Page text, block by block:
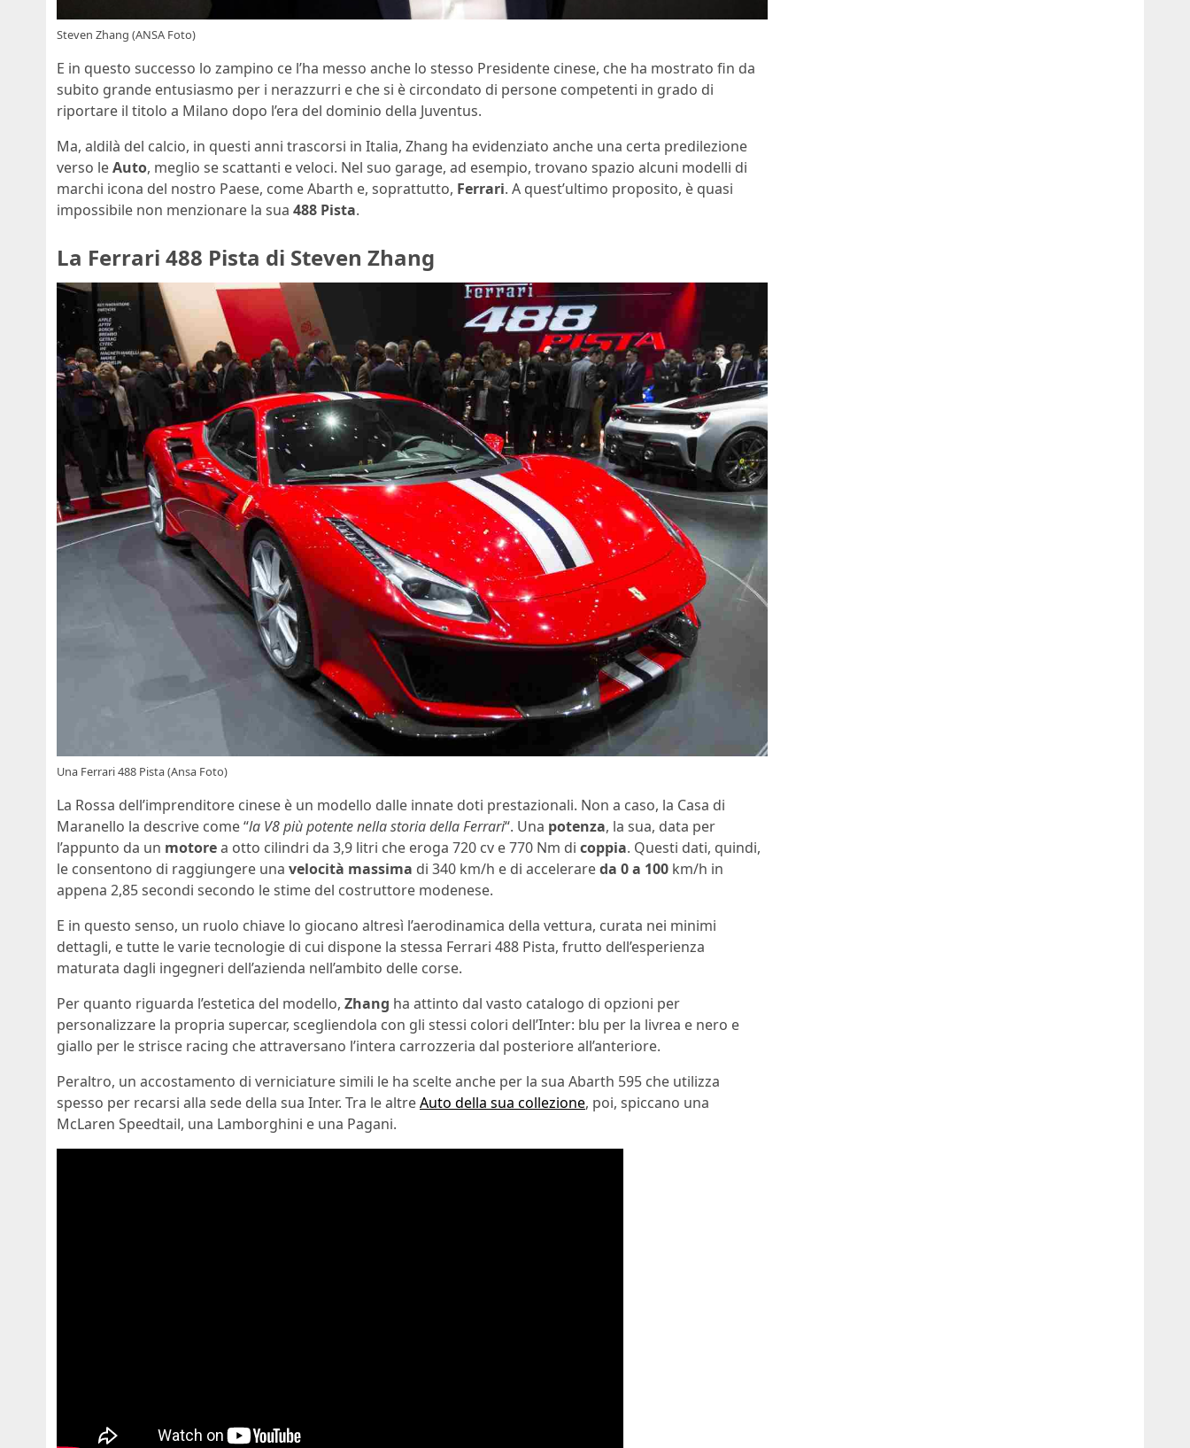
Steven Zhang (ANSA Foto)
E in questo successo lo zampino ce l’ha messo anche lo stesso Presidente cinese, che ha mostrato fin da
subito grande entusiasmo per i nerazzurri e che si è circondato di persone competenti in grado di
riportare il titolo a Milano dopo l’era del dominio della Juventus.
Ma, aldilà del calcio, in questi anni trascorsi in Italia, Zhang ha evidenziato anche una certa predilezione
verso leAuto, meglio se scattanti e veloci. Nel suo garage, ad esempio, trovano spazio alcuni modelli di
marchi icona del nostro Paese, come Abarth e, soprattutto, Ferrari. A quest’ultimo proposito, è quasi
impossibile non menzionare la sua 488 Pista.
La Ferrari 488 Pista di Steven Zhang
Una Ferrari 488 Pista (Ansa Foto)
La Rossa dell’imprenditore cinese è un modello dalle innate doti prestazionali. Non a caso, la Casa di
Maranello la descrive come “la V8 più potente nella storia della Ferrari“. Una potenza, la sua, data per
l’appunto da un motorea otto cilindri da 3,9 litri che eroga 720 cv e 770 Nm di coppia. Questi dati, quindi,
le consentono di raggiungere una velocità massima di 340 km/h e di accelerareda 0 a 100 km/h in
appena 2,85 secondi secondo le stime del costruttore modenese.
E in questo senso, un ruolo chiave lo giocano altresì l’aerodinamica della vettura, curata nei minimi
dettagli, e tutte le varie tecnologie di cui dispone la stessa Ferrari 488 Pista, frutto dell’esperienza
maturata dagli ingegneri dell’azienda nell’ambito delle corse.
Per quanto riguarda l’estetica del modello, Zhang ha attinto dal vasto catalogo di opzioni per
personalizzare la propria supercar, scegliendola con gli stessi colori dell’Inter: blu per la livrea e nero e
giallo per le strisce racing che attraversano l’intera carrozzeria dal posteriore all’anteriore.
Peraltro, un accostamento di verniciature simili le ha scelte anche per la sua Abarth 595 che utilizza
spesso per recarsi alla sede della sua Inter. Tra le altreAuto della sua collezione, poi, spiccano una
McLaren Speedtail, una Lamborghini e una Pagani.